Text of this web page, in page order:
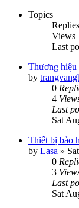
Topics
Replies
Views
Last
Thương hiệu
by
0
4
Last
Sat
Thiết bị bảo
by Lasa »
0
3
Last
Sat